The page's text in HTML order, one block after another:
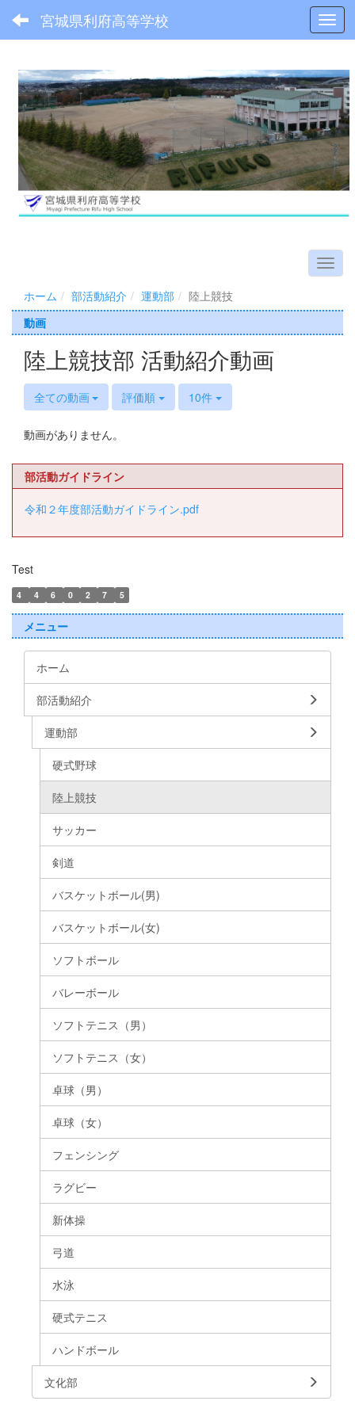
宮城県利府高等学校
ホーム 部活動紹介 運動部
陸上競技
動画
陸上競技部 活動紹介動画
全ての動画 評価順 10件
動画がありません。
部活動ガイドライン
令和２年度部活動ガイドライン.pdf
Test
4 4 6 0 2 7 5
メニュー
ホーム
部活動紹介
運動部
硬式野球
陸上競技
サッカー
剣道
バスケットボール(男)
バスケットボール(女)
ソフトボール
バレーボール
ソフトテニス（男）
ソフトテニス（女）
卓球（男）
卓球（女）
フェンシング
ラグビー
新体操
弓道
水泳
硬式テニス
ハンドボール
文化部